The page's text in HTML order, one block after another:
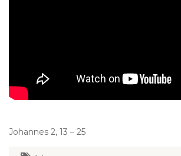
Johannes 2, 13 – 25